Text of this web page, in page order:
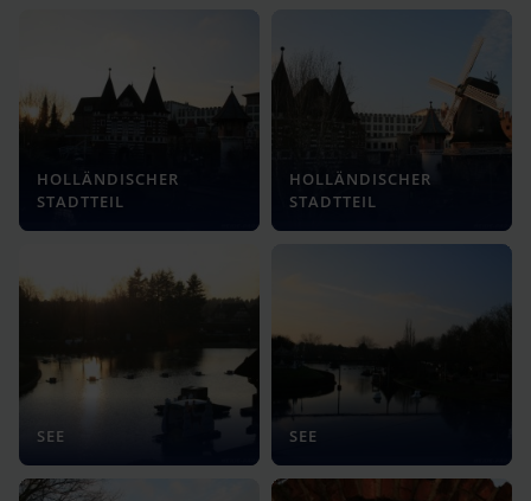
HOLLÄNDISCHER
STADTTEIL
HOLLÄNDISCHER
STADTTEIL
SEE SEE